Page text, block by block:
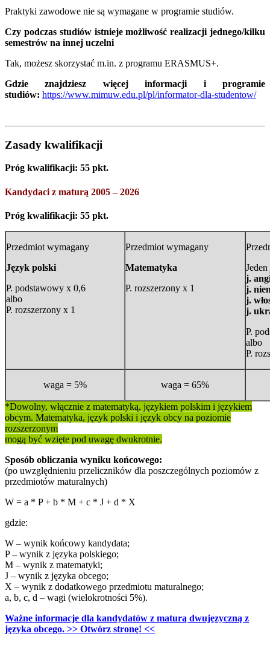
Praktyki zawodowe nie są wymagane w programie studiów.
Czy podczas studiów istnieje możliwość realizacji jednego/kilku
semestrów na innej uczelni
Tak, możesz skorzystać m.in. z programu ERASMUS+.
Gdzie znajdziesz więcej informacji i programie
studiów: https://www.mimuw.edu.pl/pl/informator-dla-studentow/
Zasady kwalifikacji
Próg kwalifikacji: 55 pkt.
Kandydaci z maturą 2005 – 2026
Próg kwalifikacji: 55 pkt.
Przedmiot wymagany
Język polski
P. podstawowy x 0,6
albo
P. rozszerzony x 1
Przedmiot wymagany
Matematyka
P. rozszerzony x 1
j.
j.
j.
j.
P.
albo
P.
waga = 5% waga = 65%
*Dowolny, włącznie z matematyką, językiem polskim i językiem
obcym. Matematyka, język polski i język obcy na poziomie
rozszerzonym
mogą być wzięte pod uwagę dwukrotnie.
Sposób obliczania wyniku końcowego:
(po uwzględnieniu przeliczników dla poszczególnych poziomów z
przedmiotów maturalnych)
W = a * P + b * M + c * J + d * X
gdzie:
W – wynik końcowy kandydata;
P – wynik z języka polskiego;
M – wynik z matematyki;
J – wynik z języka obcego;
X – wynik z dodatkowego przedmiotu maturalnego;
a, b, c, d – wagi (wielokrotności 5%).
Ważne informacje dla kandydatów z maturą dwujęzyczną z
języka obcego. >> Otwórz stronę! <<